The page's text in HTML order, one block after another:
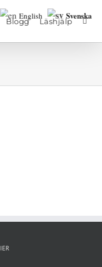
Blogg Läshjälp
English Svenska